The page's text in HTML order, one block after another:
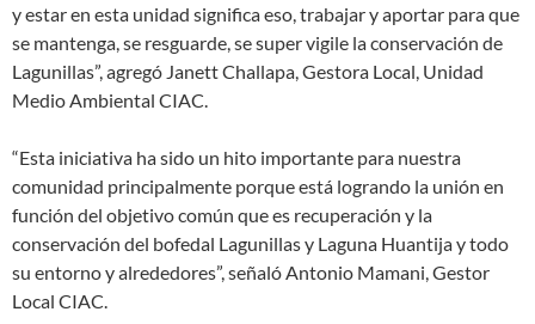
y estar en esta unidad significa eso, trabajar y aportar para que
se mantenga, se resguarde, se super vigile la conservación de
Lagunillas”, agregó Janett Challapa, Gestora Local, Unidad
Medio Ambiental CIAC.
“Esta iniciativa ha sido un hito importante para nuestra
comunidad principalmente porque está logrando la unión en
función del objetivo común que es recuperación y la
conservación del bofedal Lagunillas y Laguna Huantija y todo
su entorno y alrededores”, señaló Antonio Mamani, Gestor
Local CIAC.